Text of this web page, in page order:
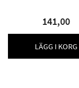
141,00
LÄGG I KORG